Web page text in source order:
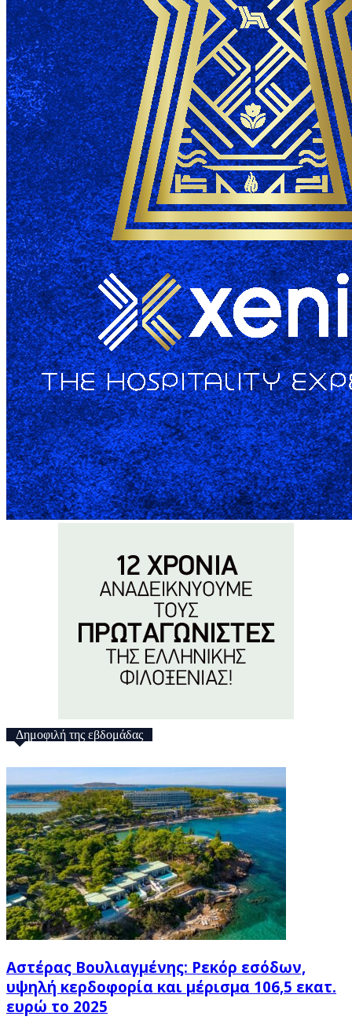
Δημοφιλή της εβδομάδας
Αστέρας Βουλιαγμένης: Ρεκόρ εσόδων,
υψηλή κερδοφορία και μέρισμα 106,5 εκατ.
ευρώ το 2025